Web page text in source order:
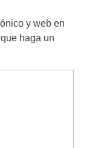
y web en
haga un